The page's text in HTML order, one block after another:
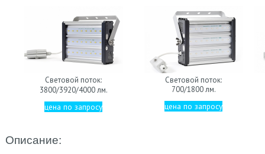
Световой поток:
3800/3920/4000 лм.
цена по запросу
Световой поток:
700/1800 лм.
цена по запросу
Описание: